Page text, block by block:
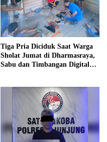
Tiga Pria Diciduk Saat Warga
Sholat Jumat di Dharmasraya,
Sabu dan Timbangan Digital